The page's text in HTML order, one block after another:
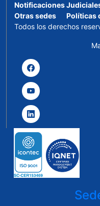
Notificaciones
Otras sedes
Políticas
Todos los derechos